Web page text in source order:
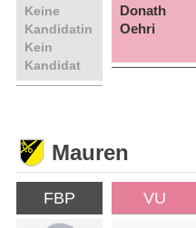
Keine
Kandidatin
Kein
Kandidat
Donath
Oehri
Mauren
FBP VU